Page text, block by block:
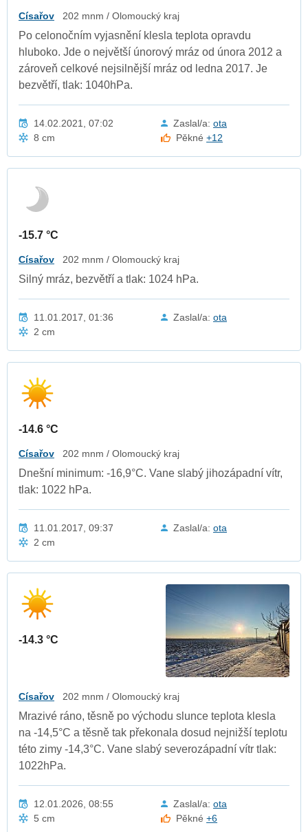
Císařov 202 mnm / Olomoucký kraj
Po celonočním vyjasnění klesla teplota opravdu
hluboko. Jde o největší únorový mráz od února 2012 a
zároveň celkové nejsilnější mráz od ledna 2017. Je
bezvětří, tlak: 1040hPa.
14.02.2021, 07:02 Zaslal/a: ota
8 cm
Pěkné+12
-15.7 °C
Císařov 202 mnm / Olomoucký kraj
Silný mráz, bezvětří a tlak: 1024 hPa.
11.01.2017, 01:36 Zaslal/a: ota
2 cm
-14.6 °C
Císařov 202 mnm / Olomoucký kraj
Dnešní minimum: -16,9°C. Vane slabý jihozápadní vítr,
tlak: 1022 hPa.
11.01.2017, 09:37 Zaslal/a: ota
2 cm
-14.3 °C
Císařov 202 mnm / Olomoucký kraj
Mrazivé ráno, těsně po východu slunce teplota klesla
na -14,5°C a těsně tak překonala dosud nejnižší teplotu
této zimy -14,3°C. Vane slabý severozápadní vítr tlak:
1022hPa.
12.01.2026, 08:55 Zaslal/a: ota
5 cm
Pěkné+6